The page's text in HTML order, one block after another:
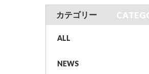
カテゴリー
ALL
NEWS